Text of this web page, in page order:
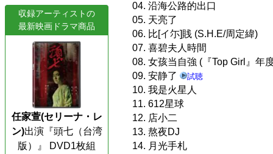
収録アーティストの
最新映画ドラマ商品
任家萱(セリーナ・レ
ン)出演『頭七（台湾
版）』 DVD1枚組
04. 沿海公路的出口
05. 天亮了
06. 比[イ尓]賎 (S.H.E/周定緯)
07. 喜碧夫人時間
08. 女孩当自強 (『Top Girl』年
09. 安静了
試聴
10. 我是火星人
11. 612星球
12. 店小二
13. 熬夜DJ
14. 月光手札